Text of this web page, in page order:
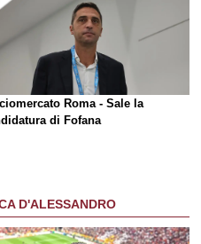
Roma - Sale la
di Fofana
D'ALESSANDRO